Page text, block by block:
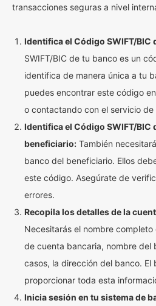
transacciones seguras a nivel
Identifica el Código SWIFT/BIC
SWIFT/BIC de tu banco es un
identifica de manera única a tu
puedes encontrar este código
o contactando con el servicio de
Identifica el Código SWIFT/BIC
beneficiario: También
banco del beneficiario. Ellos
este código. Asegúrate de
errores.
Recopila los detalles de la
Necesitarás el nombre
de cuenta bancaria, nombre del
casos, la dirección del banco. El
proporcionar toda esta
Inicia sesión en tu sistema de